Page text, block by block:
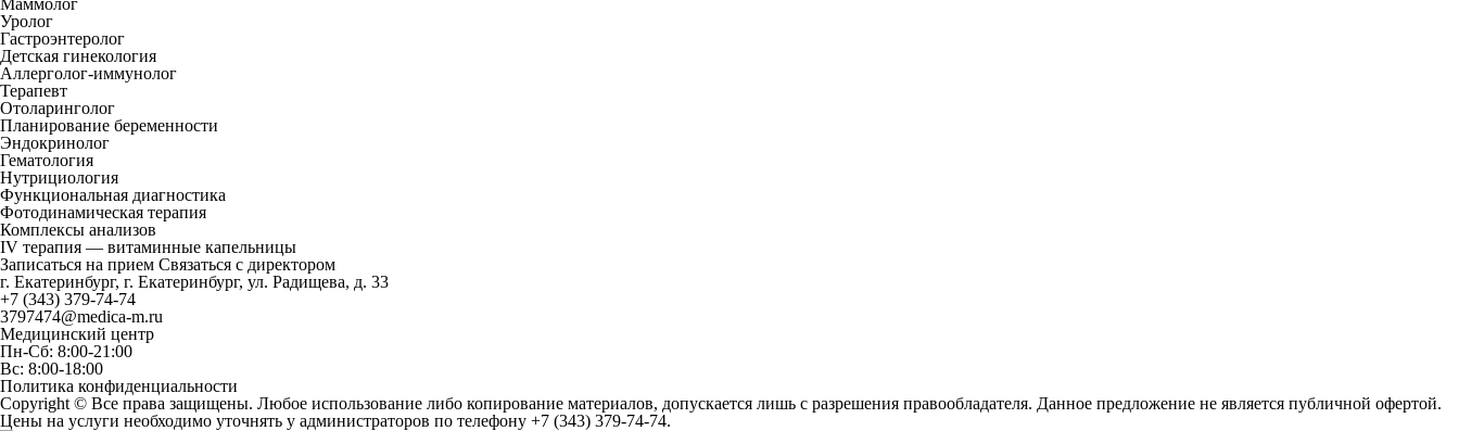
Маммолог
Уролог
Гастроэнтеролог
Детская гинекология
Аллерголог-иммунолог
Терапевт
Отоларинголог
Планирование беременности
Эндокринолог
Гематология
Нутрициология
Функциональная диагностика
Фотодинамическая терапия
Комплексы анализов
IV терапия — витаминные капельницы
Записаться на прием Связаться с директором
г. Екатеринбург, г. Екатеринбург, ул. Радищева, д. 33
+7 (343) 379-74-74
3797474@medica-m.ru
Медицинский центр
Пн-Сб: 8:00-21:00
Вс: 8:00-18:00
Политика конфиденциальности
Copyright © Все права защищены. Любое использование либо копирование материалов, допускается лишь с разрешения правообладателя. Данное предложение не является публичной офертой.
Цены на услуги необходимо уточнять у администраторов по телефону +7 (343) 379-74-74.